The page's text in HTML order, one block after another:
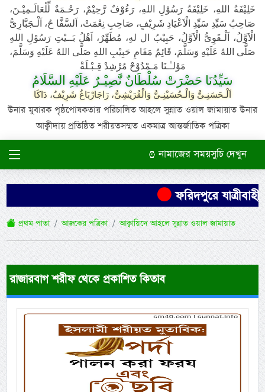
خَلِيْفَةُ اللهِ، خَلِيْفَةُ رَسُوْلِ اللهِ، رَءُوْفٌ رَّحِيْمٌ، رَحْـمَةٌ لِّلْعَالَـمِيْـنَ،
صَاحِبُ سَيِّدِ سَيِّدِ الْاَعْيَادِ شَرِيْفٍ، صَاحِبِ نِعْمَتْ، اَلسَّفَّا حُ، اَلْـجَبَّارِىُّ
الْاَوَّلُ، اَلْـقَوِىُّ الْاَوَّلُ، حَبِيْبُ ال لهِ، مُطَهِّرٌ، اَهْلُ بَــيْتِ رَسُوْلِ اللهِ
صَلَّى اللهُ عَلَيْهِ وَسَلَّمَ، قَائِمُ مَقَامِ حَبِيْبِ اللهِ صَلَّى اللهُ عَلَيْهِ وَسَلَّمَ،
مَوْلـٰـنَا مَـمْدُوْحْ مُرْشِدْ قِـبْـلَةْ
سَيِّدُنَا حَضْرَتْ سُلْطَانٌ نَّصِيْـرٌ عَلَيْهِ السَّلَامُ
اَلْـحَسَنِـىُّ وَالْـحُسَيْنِـىُّ وَالْقُرَيْشِىُّ، رَاجَارْبَاغُ شَرِيْفٌ، دَاكَا
উনার মুবারক পৃষ্ঠপোষকতায় পরিচালিত আহলে সুন্নাত ওয়াল জামায়াত উনার
আক্বীদায় প্রতিষ্ঠিত শরীয়তসম্মত একমাত্র আন্তর্জাতিক পত্রিকা
নামাজের সময়সুচি দেখুন
ফরিদপুরে
প্রথম পাতা আজকের পত্রিকা আক্বায়িদে আহলে সুন্নাত ওয়াল জামায়াত
রাজারবাগ শরীফ থেকে প্রকাশিত কিতাব